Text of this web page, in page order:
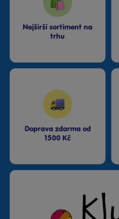
Nejširší sortiment na
trhu
Doprava zdarma od
1500 Kč